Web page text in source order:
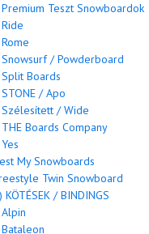
Teszt Snowboardok
/ Powderboard
Boards
/ Apo
/ Wide
Boards Company
My Snowboards
Twin Snowboard
KÖTÉSEK / BINDINGS